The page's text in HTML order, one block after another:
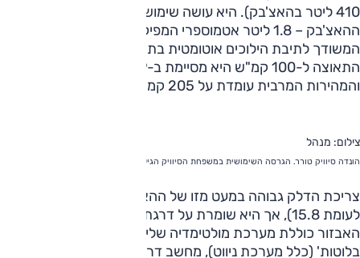
410 ליטר בהאצ'בק). היא עושה שימוש באותו מנוע של גרסת
המשודך לתיבת הילוכים אוטומטית בת חמישה יחסי העברה. את
והמהירות המרבית עומדת על 205 קמ"ש (210 בהאצ'בק).
צילום: מנהל
הונדה סיוויק טורר. הגרסה השימושית במשפחת הסיוויק הגיעה לישראל
האבזור כוללת מערכת מולטימדיה שליטה מגלגל ההגה ודיבורית
בלוטות' (כלל מערכת ניווט), מחשב דרך, בקרת אקלים, חישוקים